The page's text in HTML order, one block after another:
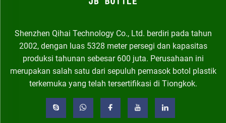
Shenzhen Qihai Technology Co., Ltd. berdiri pada tahun
2002, dengan luas 5328 meter persegi dan kapasitas
produksi tahunan sebesar 600 juta. Perusahaan ini
merupakan salah satu dari sepuluh pemasok botol plastik
terkemuka yang telah tersertifikasi di Tiongkok.